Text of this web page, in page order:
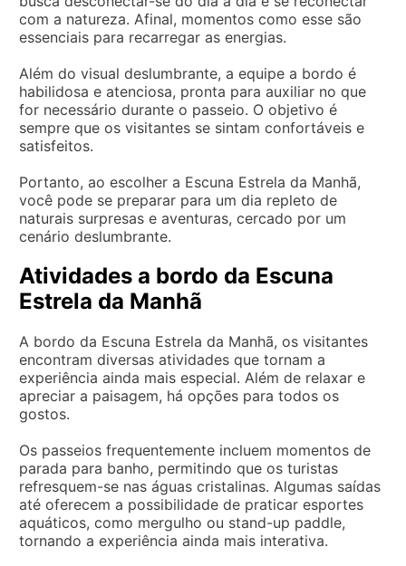
com a natureza. Afinal, momentos como esse são
essenciais para recarregar as energias.
Além do visual deslumbrante, a equipe a bordo é
habilidosa e atenciosa, pronta para auxiliar no que
for necessário durante o passeio. O objetivo é
sempre que os visitantes se sintam confortáveis e
satisfeitos.
Portanto, ao escolher a Escuna Estrela da Manhã,
você pode se preparar para um dia repleto de
naturais surpresas e aventuras, cercado por um
cenário deslumbrante.
Atividades a bordo da Escuna
Estrela da Manhã
A bordo da Escuna Estrela da Manhã, os visitantes
encontram diversas atividades que tornam a
experiência ainda mais especial. Além de relaxar e
apreciar a paisagem, há opções para todos os
gostos.
Os passeios frequentemente incluem momentos de
parada para banho, permitindo que os turistas
refresquem-se nas águas cristalinas. Algumas saídas
até oferecem a possibilidade de praticar esportes
aquáticos, como mergulho ou stand-up paddle,
tornando a experiência ainda mais interativa.